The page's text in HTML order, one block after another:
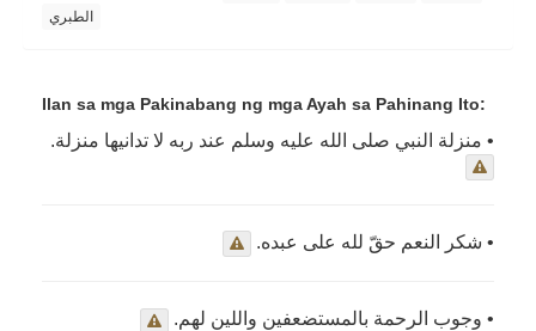
الطبري
Ilan sa mga Pakinabang ng mga Ayah sa Pahinang Ito:
• منزلة النبي صلى الله عليه وسلم عند ربه لا تدانيها منزلة.
• شكر النعم حقّ لله على عبده.
• وجوب الرحمة بالمستضعفين واللين لهم.